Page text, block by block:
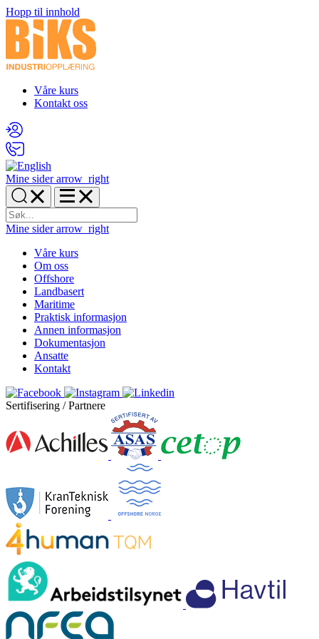
Hopp til innhold
Våre kurs
Kontakt oss
Mine sider arrow_right
Mine sider arrow_right
Våre kurs
Om oss
Offshore
Landbasert
Maritime
Praktisk informasjon
Annen informasjon
Dokumentasjon
Ansatte
Kontakt
Sertifisering / Partnere